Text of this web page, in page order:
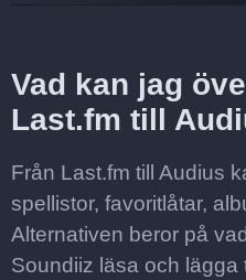
Vad kan jag
Last.fm till
Från Last.fm till Audius
spellistor, favoritlåtar,
Alternativen beror på
Soundiiz läsa och lägga